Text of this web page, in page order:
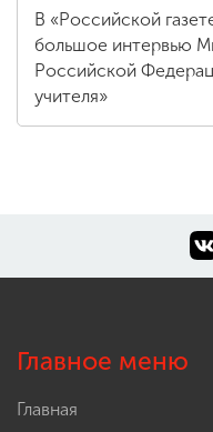
В «Российской
большое интервью
Российской
учителя»
Главное меню
Главная